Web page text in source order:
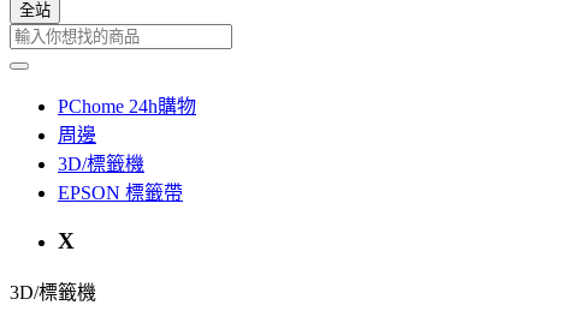
全站
PChome 24h購物
周邊
3D/標籤機
EPSON 標籤帶
X
3D/標籤機